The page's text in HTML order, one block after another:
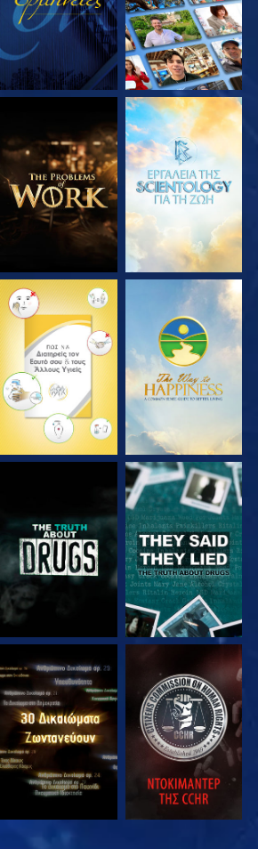
ΕΞΕΡΕΥΝΗΣΤΕ ΤΗ
ΣΕΙΡΑ
ΕΞΕΡΕΥΝΗΣΤΕ ΤΗ
ΣΕΙΡΑ
ΠΑΡΑΚΟΛΟΥΘΗΣΤΕ ΠΑΡΑΚΟΛΟΥΘΗΣΤΕ
ΠΑΡΑΚΟΛΟΥΘΗΣΤΕ ΠΑΡΑΚΟΛΟΥΘΗΣΤΕ
ΠΑΡΑΚΟΛΟΥΘΗΣΤΕ ΠΑΡΑΚΟΛΟΥΘΗΣΤΕ